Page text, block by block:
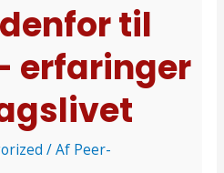
til
erfaringer
/ Af Peer-